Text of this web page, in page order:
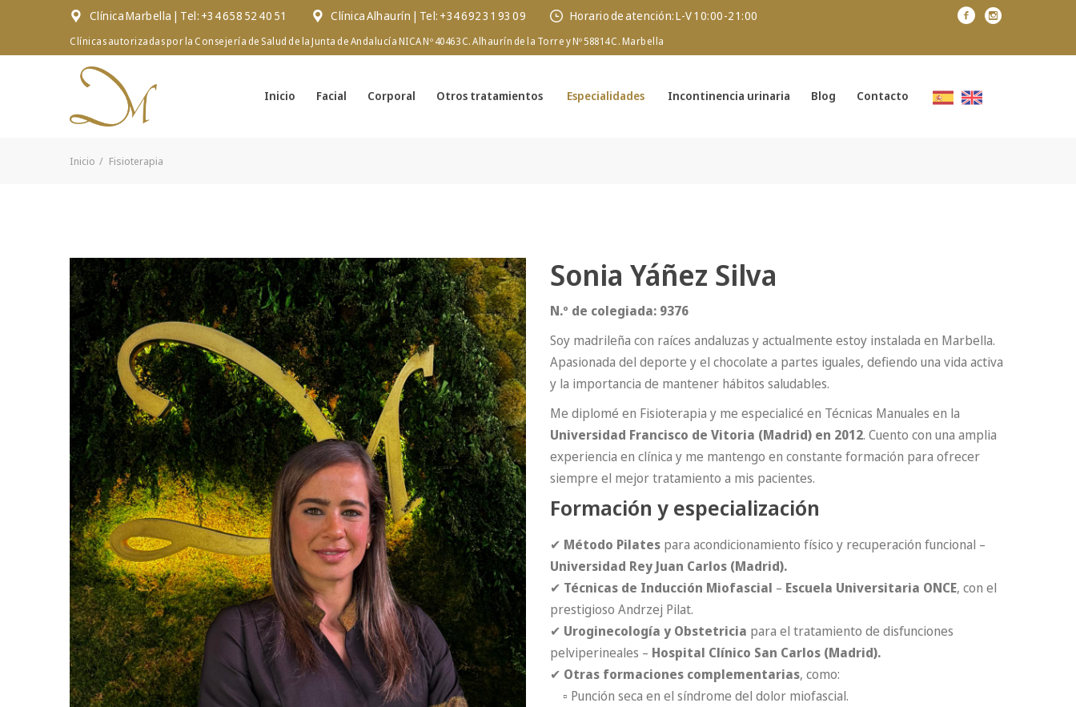
Clínica Marbella | Tel: +34 658 52 40 51 Clínica Alhaurín | Tel: +34 692 31 93 09 Horario de atención: L-V 10:00-21:00
Clínicas autorizadas por la Consejería de Salud de la Junta de Andalucía NICA Nº 40463 C. Alhaurín de la Torre y Nº 58814 C. Marbella
Inicio Facial Corporal Otros tratamientos Especialidades Incontinencia urinaria Blog Contacto
Inicio Fisioterapia
Sonia Yáñez Silva
N.º de colegiada: 9376
Soy madrileña con raíces andaluzas y actualmente estoy instalada en Marbella.
Apasionada del deporte y el chocolate a partes iguales, defiendo una vida activa
y la importancia de mantener hábitos saludables.
Me diplomé en Fisioterapia y me especialicé en Técnicas Manuales en la
Universidad Francisco de Vitoria (Madrid) en 2012. Cuento con una amplia
experiencia en clínica y me mantengo en constante formación para ofrecer
siempre el mejor tratamiento a mis pacientes.
Formación y especialización
✔ Método Pilates para acondicionamiento físico y recuperación funcional –
Universidad Rey Juan Carlos (Madrid).
✔ Técnicas de Inducción Miofascial – Escuela Universitaria ONCE, con el
prestigioso Andrzej Pilat.
✔ Uroginecología y Obstetricia para el tratamiento de disfunciones
pelviperineales – Hospital Clínico San Carlos (Madrid).
✔ Otras formaciones complementarias, como:
▫ Punción seca en el síndrome del dolor miofascial.